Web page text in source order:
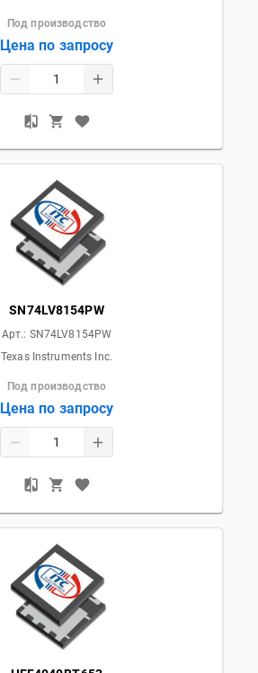
Под производство
Цена по запросу
SN74LV8154PW
Арт.: SN74LV8154PW
Texas Instruments Inc.
Под производство
Цена по запросу